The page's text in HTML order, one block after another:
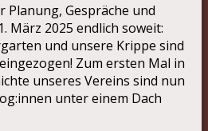
Planung, Gespräche und
März 2025 endlich soweit:
und unsere Krippe sind
Zum ersten Mal in
unseres Vereins sind nun
unter einem Dach